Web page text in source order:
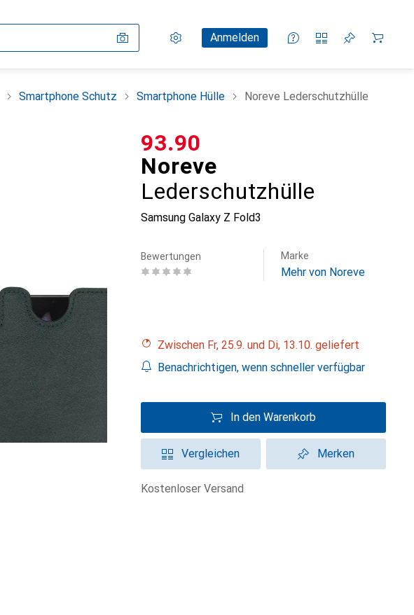
Einstellungen
KundenkontoAnmelden
Vergleichslisten
Merklisten
Warenkorb
Smartphone Schutz Smartphone Hülle Noreve Lederschutzhülle
Noreve
Lederschutzhülle
Samsung Galaxy Z Fold3
CHF
93.90
Bewertungen Marke
Mehr von Noreve
Zwischen Fr, 25.9. und Di, 13.10. geliefert
Benachrichtigen, wenn schneller verfügbar
In den Warenkorb
Vergleichen Merken
kostenloser Versand